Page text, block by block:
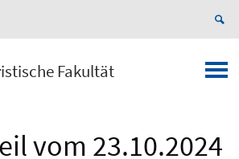
Fakultät
vom 23.10.2024